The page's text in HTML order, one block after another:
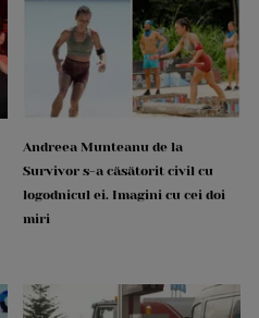
Andreea Munteanu de la
Survivor s-a căsătorit civil cu
logodnicul ei. Imagini cu cei doi
miri